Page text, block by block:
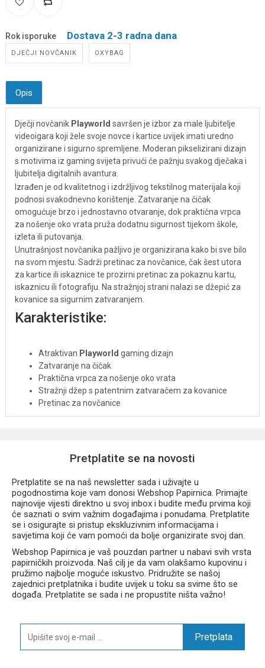
Rok isporuke Dostava 2-3 radna dana
DJEČJI NOVČANIK OXYBAG
Opis
Dječji novčanik Playworld savršen je izbor za male ljubitelje
videoigara koji žele svoje novce i kartice uvijek imati uredno
organizirane i sigurno spremljene. Moderan pikselizirani dizajn
s motivima iz gaming svijeta privući će pažnju svakog dječaka i
ljubitelja digitalnih avantura.
Izrađen je od kvalitetnog i izdržljivog tekstilnog materijala koji
podnosi svakodnevno korištenje. Zatvaranje na čičak
omogućuje brzo i jednostavno otvaranje, dok praktična vrpca
za nošenje oko vrata pruža dodatnu sigurnost tijekom škole,
izleta ili putovanja.
Unutrašnjost novčanika pažljivo je organizirana kako bi sve bilo
na svom mjestu. Sadrži pretinac za novčanice, čak šest utora
za kartice ili iskaznice te prozirni pretinac za pokaznu kartu,
iskaznicu ili fotografiju. Na stražnjoj strani nalazi se džepić za
kovanice sa sigurnim zatvaranjem.
Karakteristike:
Atraktivan Playworld gaming dizajn
Zatvaranje na čičak
Praktična vrpca za nošenje oko vrata
Stražnji džep s patentnim zatvaračem za kovanice
Pretinac za novčanice
6 utora za kartice
Dimenzije:
140 × 105 × 20 mm
52 g
Novčanik Playworld odličan je izbor za školu, putovanja, izlete i
svakodnevnu upotrebu. Kombinira funkcionalnost, sigurnost i
moderan gaming izgled koji će oduševiti svakog mladog
ljubitelja videoigara.
Pretplatite se na novosti
Pretplatite se na naš newsletter sada i uživajte u
pogodnostima koje vam donosi Webshop Papirnica. Primajte
najnovije vijesti direktno u svoj inbox i budite među prvima koji
će saznati o svim važnim događajima i ponudama. Pretplatite
se i osigurajte si pristup ekskluzivnim informacijama i
savjetima koji će vam pomoći da bolje organizirate svoj dan.
Webshop Papirnica je vaš pouzdan partner u nabavi svih vrsta
papirničkih proizvoda. Naš cilj je da vam olakšamo kupovinu i
pružimo najbolje moguće iskustvo. Pridružite se našoj
zajednici pretplatnika i budite uvijek u toku sa svime što se
događa. Pretplatite se sada i ne propustite ništa važno!
Pretplata